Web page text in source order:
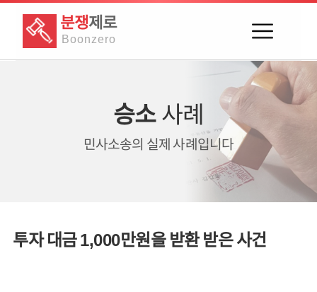
분쟁제로
Boonzero
승소사례
민사소송의 실제 사례입니다
투자 대금 1,000만원을 받환 받은 사건